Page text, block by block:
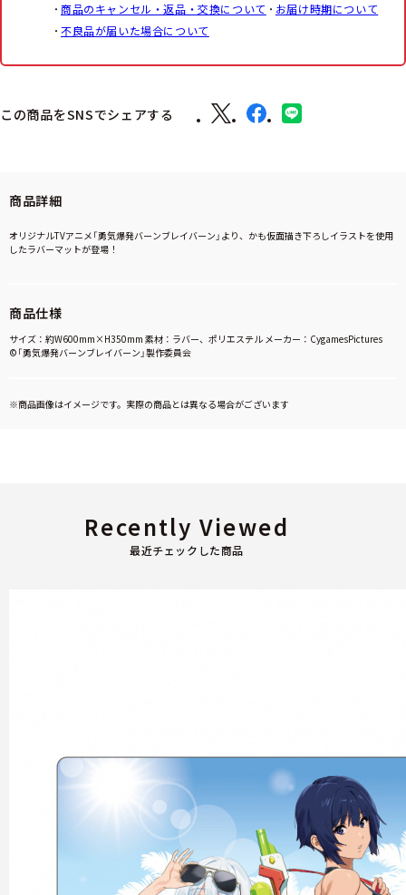
商品のキャンセル・返品・交換について
お届け時期について
不良品が届いた場合について
この商品をSNSでシェアする
商品詳細
オリジナルTVアニメ「勇気爆発バーンブレイバーン」より、かも仮面描き下ろしイラストを使用
したラバーマットが登場！
商品仕様
サイズ：約W600mm×H350mm 素材：ラバー、ポリエステル メーカー：CygamesPictures
©「勇気爆発バーンブレイバーン」製作委員会
※商品画像はイメージです。実際の商品とは異なる場合がございます
最近チェックした商品
Recently Viewed